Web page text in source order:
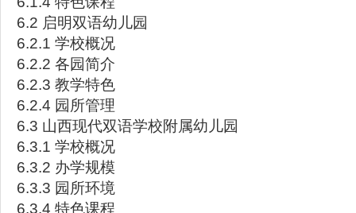
6.2 启明双语幼儿园
6.2.1 学校概况
6.2.2 各园简介
6.2.3 教学特色
6.2.4 园所管理
6.3 山西现代双语学校附属幼儿园
6.3.1 学校概况
6.3.2 办学规模
6.3.3 园所环境
6.3.4 特色课程